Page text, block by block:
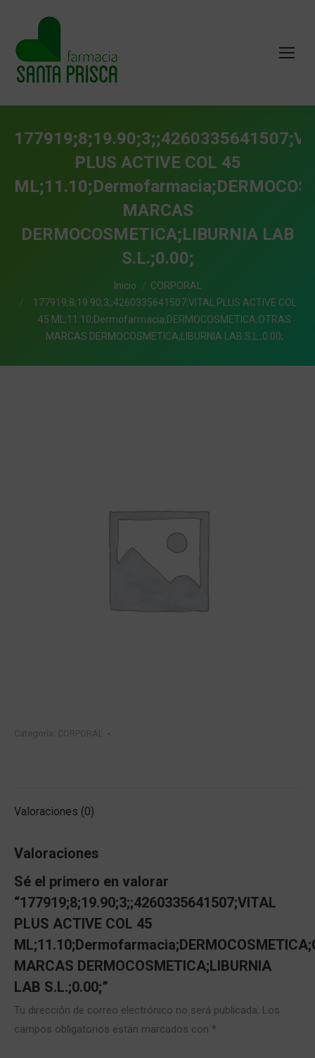
PLUS ACTIVE COL 45
MARCAS
DERMOCOSMETICA;LIBURNIA LAB
S.L.;0.00;
Inicio
CORPORAL
177919;8;19.90;3;;4260335641507;VITAL PLUS ACTIVE COL
45 ML;11.10;Dermofarmacia;DERMOCOSMETICA;OTRAS
MARCAS DERMOCOSMETICA;LIBURNIA LAB S.L.;0.00;
Categoría: CORPORAL
Valoraciones (0)
Valoraciones
Sé el primero en valorar
“177919;8;19.90;3;;4260335641507;VITAL
PLUS ACTIVE COL 45
MARCAS DERMOCOSMETICA;LIBURNIA
LAB S.L.;0.00;”
Tu dirección de correo electrónico no será publicada. Los
campos obligatorios están marcados con *